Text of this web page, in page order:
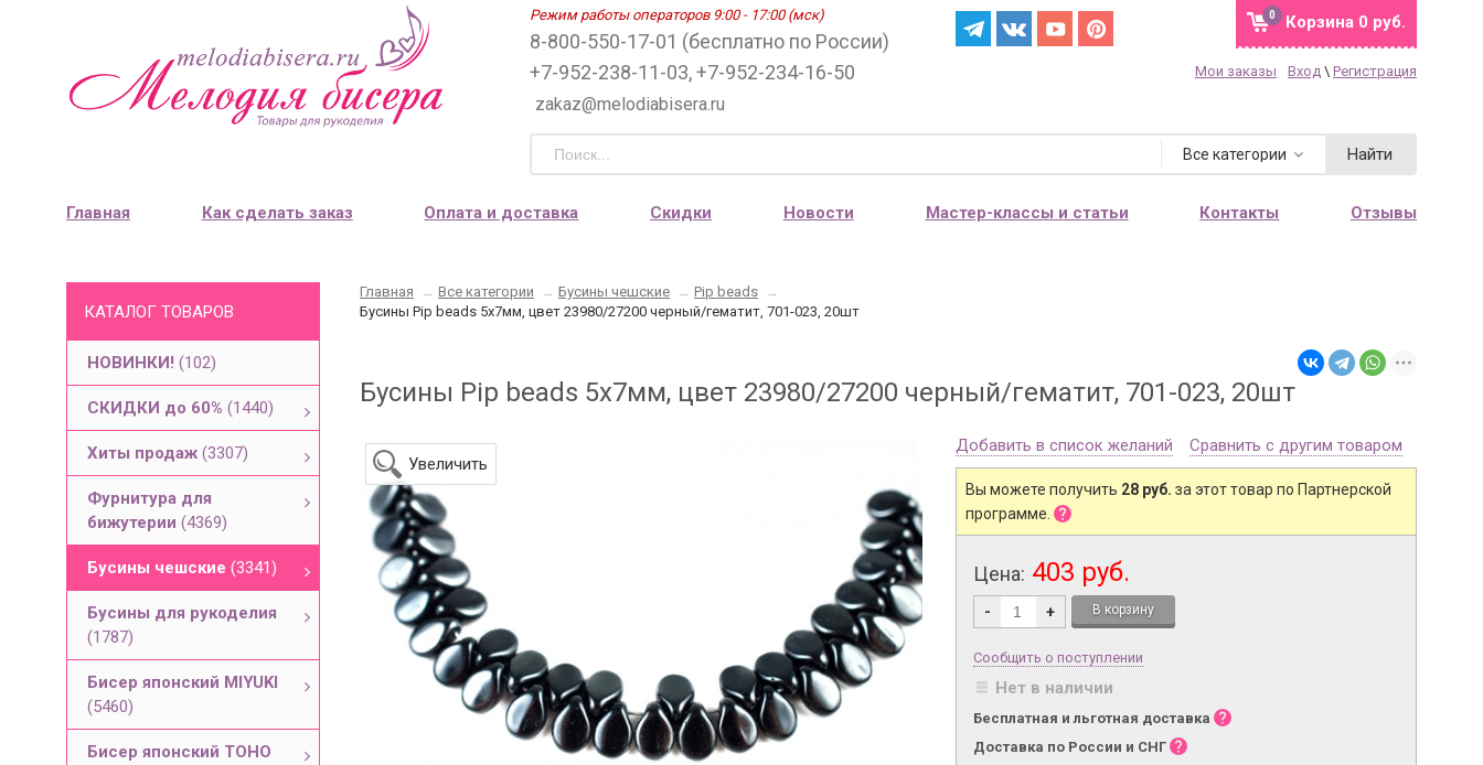
Режим работы операторов 9:00 - 17:00 (мск)
8-800-550-17-01 (бесплатно по России)
+7-952-238-11-03, +7-952-234-16-50
zakaz@melodiabisera.ru
Корзина 0 руб.
0
Мои заказы Вход \ Регистрация
Все категории Найти
Главная Как сделать заказ Оплата и доставка Скидки Новости Мастер-классы и статьи Контакты Отзывы
КАТАЛОГ ТОВАРОВ
НОВИНКИ! (102)
СКИДКИ до 60% (1440)
Хиты продаж (3307)
Фурнитура для
бижутерии (4369)
Бусины чешские (3341)
Бусины для рукоделия
(1787)
Бисер японский MIYUKI
(5460)
Бисер японский TOHO
Главная → Все категории → Бусины чешские → Pip beads →
Бусины Pip beads 5х7мм, цвет 23980/27200 черный/гематит, 701-023, 20шт
Бусины Pip beads 5х7мм, цвет 23980/27200 черный/гематит, 701-023, 20шт
Увеличить
Добавить в список желаний Сравнить с другим товаром
Вы можете получить 28 руб. за этот товар по Партнерской
программе.
Цена: 403 руб.
- +
Сообщить о поступлении
Нет в наличии
Бесплатная и льготная доставка
Доставка по России и СНГ